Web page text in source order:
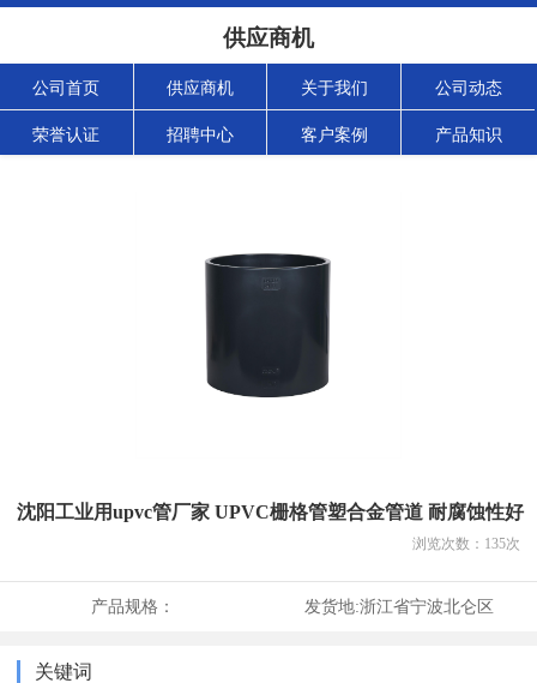
供应商机
公司首页 供应商机 关于我们 公司动态
荣誉认证 招聘中心 客户案例 产品知识
沈阳工业用upvc管厂家 UPVC栅格管塑合金管道 耐腐蚀性好
浏览次数： 135次
产品规格： 发货地:浙江省宁波北仑区
关键词